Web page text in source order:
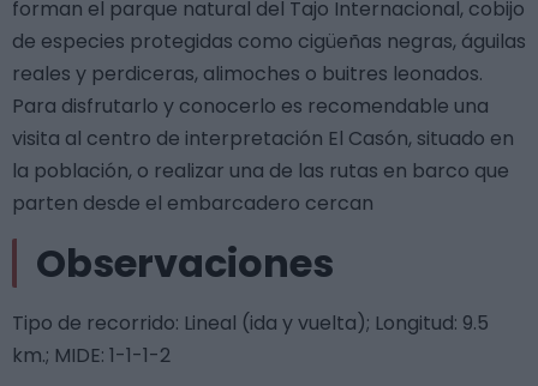
forman el parque natural del Tajo Internacional, cobijo
de especies protegidas como cigüeñas negras, águilas
reales y perdiceras, alimoches o buitres leonados.
Para disfrutarlo y conocerlo es recomendable una
visita al centro de interpretación El Casón, situado en
la población, o realizar una de las rutas en barco que
parten desde el embarcadero cercan
Observaciones
Tipo de recorrido: Lineal (ida y vuelta); Longitud: 9.5
km.; MIDE: 1-1-1-2